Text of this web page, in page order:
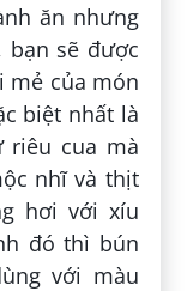
ăn nhưng
bạn sẽ được
mẻ của món
biệt nhất là
riêu cua mà
nhĩ và thịt
hơi với xíu
đó thì bún
với màu